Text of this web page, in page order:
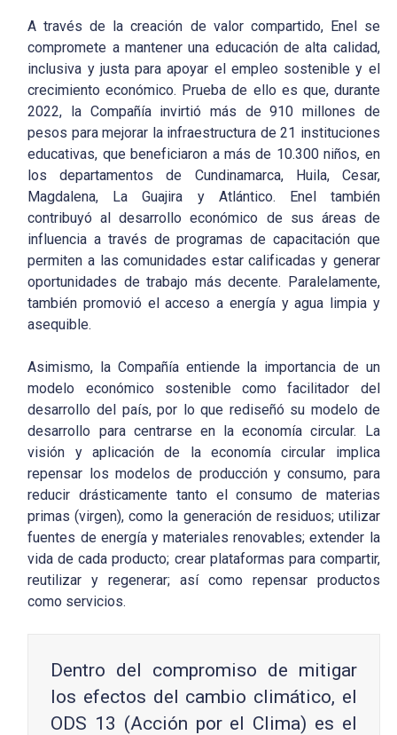
A través de la creación de valor compartido, Enel se
compromete a mantener una educación de alta calidad,
inclusiva y justa para apoyar el empleo sostenible y el
crecimiento económico. Prueba de ello es que, durante
2022, la Compañía invirtió más de 910 millones de
pesos para mejorar la infraestructura de 21 instituciones
educativas, que beneficiaron a más de 10.300 niños, en
los departamentos de Cundinamarca, Huila, Cesar,
Magdalena, La Guajira y Atlántico. Enel también
contribuyó al desarrollo económico de sus áreas de
influencia a través de programas de capacitación que
permiten a las comunidades estar calificadas y generar
oportunidades de trabajo más decente. Paralelamente,
también promovió el acceso a energía y agua limpia y
asequible.
Asimismo, la Compañía entiende la importancia de un
modelo económico sostenible como facilitador del
desarrollo del país, por lo que rediseñó su modelo de
desarrollo para centrarse en la economía circular. La
visión y aplicación de la economía circular implica
repensar los modelos de producción y consumo, para
reducir drásticamente tanto el consumo de materias
primas (virgen), como la generación de residuos; utilizar
fuentes de energía y materiales renovables; extender la
vida de cada producto; crear plataformas para compartir,
reutilizar y regenerar; así como repensar productos
como servicios.
Dentro del compromiso de mitigar
los efectos del cambio climático, el
ODS 13 (Acción por el Clima) es el